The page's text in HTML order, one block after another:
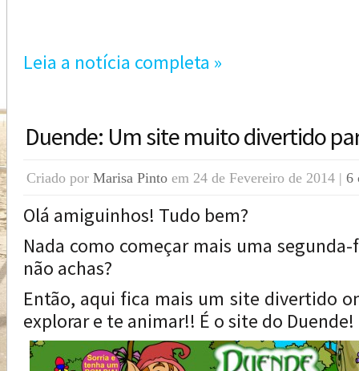
Leia a notícia completa »
Duende: Um site muito divertido
Criado por Marisa Pinto em 24 de Fevereiro de 2014 | 6
Olá amiguinhos! Tudo bem?
Nada como começar mais uma
não achas?
Então, aqui fica mais um site divertido
explorar e te animar!! É o site do Duende!